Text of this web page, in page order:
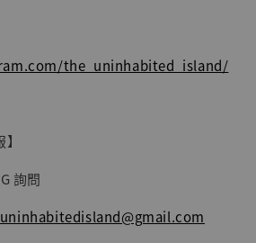
the_uninhabited_island/
詢問